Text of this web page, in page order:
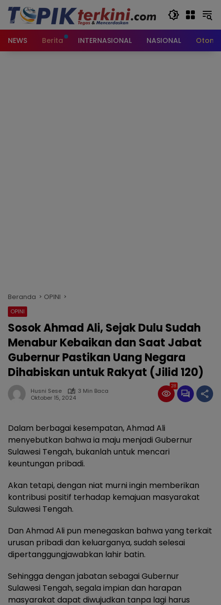
Langsung
konten
NEWS
Berita INTERNASIONAL NASIONAL
Beranda OPINI
OPINI
Sosok Ahmad Ali, Sejak Dulu Sudah
Menabur Kebaikan dan Saat Jabat
Gubernur Pastikan Uang Negara
Dihabiskan untuk Rakyat (Jilid 120)
Husni Sese
3 Min Baca
Oktober 15, 2024
28
Dalam berbagai kesempatan, Ahmad Ali
menyebutkan bahwa ia maju menjadi Gubernur
Sulawesi Tengah, bukanlah untuk mencari
keuntungan pribadi.
Akan tetapi, dengan niat murni ingin memberikan
kontribusi positif terhadap kemajuan masyarakat
Sulawesi Tengah.
Dan Ahmad Ali pun menegaskan bahwa yang terkait
urusan pribadi dan keluarganya, sudah selesai
dipertanggungjawabkan lahir batin.
Sehingga dengan jabatan sebagai Gubernur
Sulawesi Tengah, segala impian dan harapan
masyarakat dapat diwujudkan tanpa lagi harus